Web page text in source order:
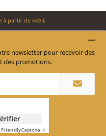
à partir de 449 €
newsletter pour recevoir des
des promotions.
FriendlyCaptcha ⇗